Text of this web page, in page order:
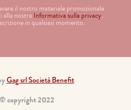
il nostro materiale promozionale
alla nostra Informativa sulla privacy.
in qualsiasi momento.
Gag srl Società Benefit
© copyright 2022